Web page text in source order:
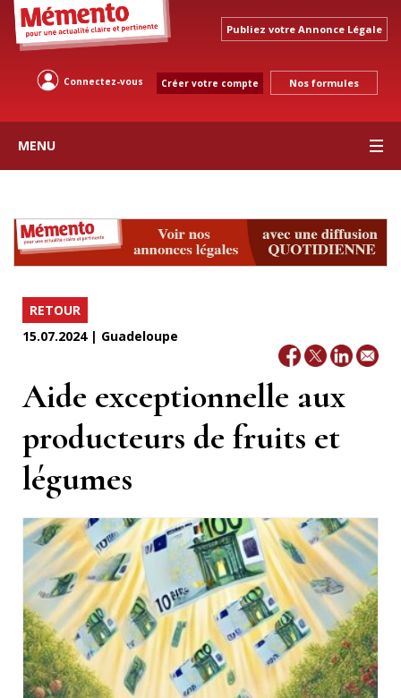
Publiez votre Annonce Légale
Connectez-vous Créer votre compte Nos formules
MENU
RETOUR
15.07.2024 | Guadeloupe
Aide exceptionnelle aux
producteurs de fruits et
légumes